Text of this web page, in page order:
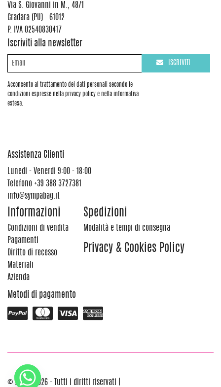
Via S. Giovanni in M., 48/1
Gradara (PU) - 61012
P. IVA 02540830417
Iscriviti alla newsletter
Acconsento al trattamento dei dati personali secondo le
condizioni espresse nella privacy policy e nella informativa
estesa.
ISCRIVITI
Assistenza Clienti
Lunedi - Venerdi 9:00 - 18:00
Telefono +39 388 3727381
info@sympabag.it
Informazioni
Condizioni di vendita
Pagamenti
Diritto di recesso
Materiali
Azienda
Spedizioni
Modalità e tempi di consegna
Privacy & Cookies Policy
Metodi di pagamento
© 2012 - 2026 - Tutti i diritti riservati |